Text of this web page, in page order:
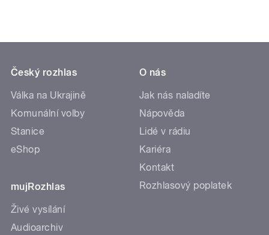
Český rozhlas
Válka na Ukrajině
Komunální volby
Stanice
eShop
mujRozhlas
Živé vysílání
Audioarchiv
O nás
Jak nás naladíte
Nápověda
Lidé v rádiu
Kariéra
Kontakt
Rozhlasový poplatek